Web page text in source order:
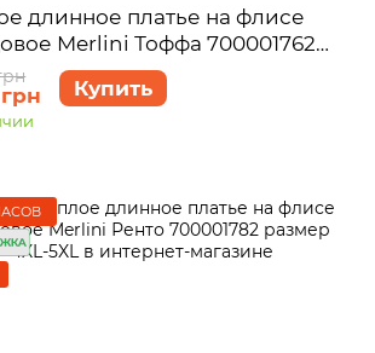
длинное платье на флисе
Merlini Тоффа 700001762
4XL-5XL
грн Купить